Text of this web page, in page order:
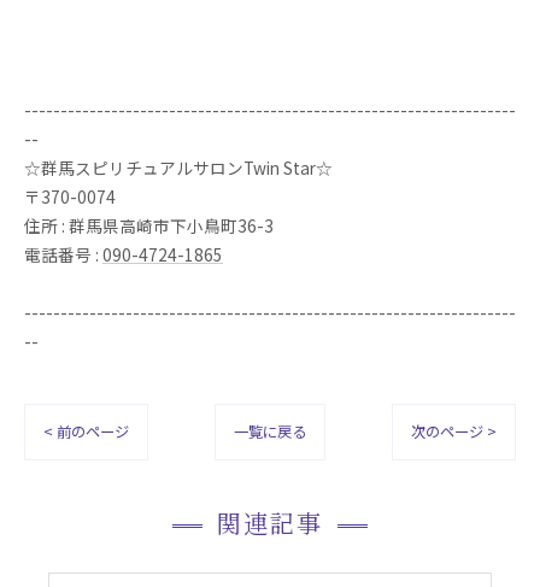
--------------------------------------------------------------------
--
☆群馬スピリチュアルサロンTwin Star☆
〒370-0074
住所 : 群馬県高崎市下小鳥町36-3
電話番号 : 090-4724-1865
--------------------------------------------------------------------
--
< 前のページ 一覧に戻る 次のページ >
関連記事